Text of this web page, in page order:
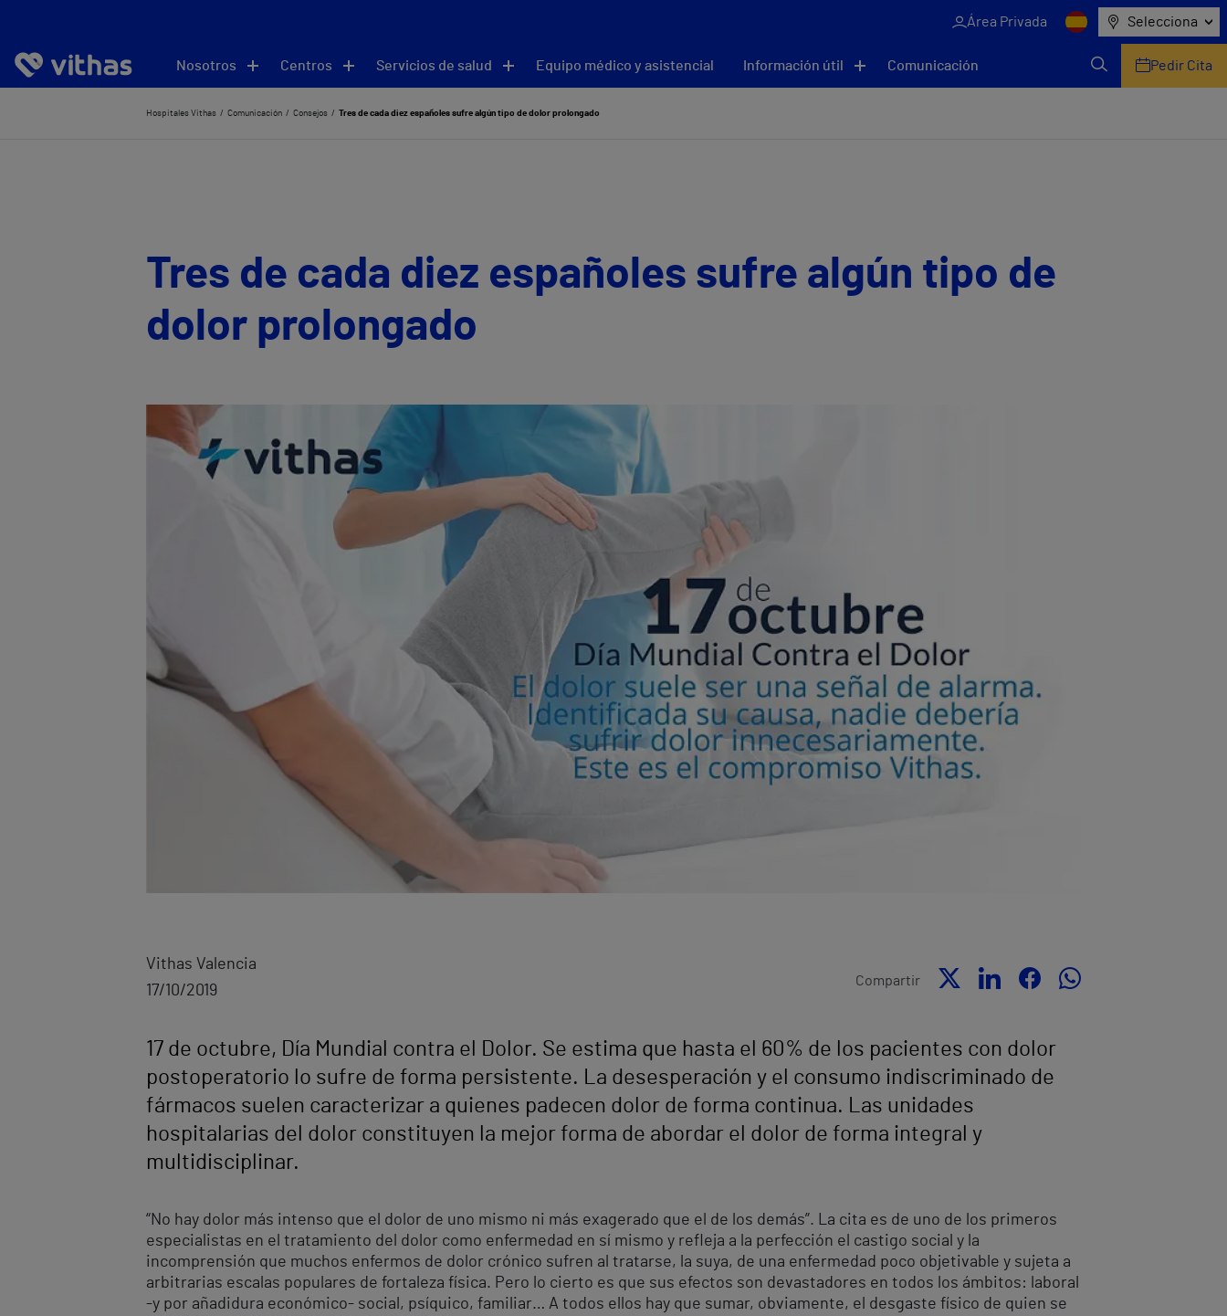
Área Privada Selecciona
Nosotros Centros Servicios de salud Equipo médico y asistencial Información útil Comunicación Pedir Cita
Hospitales Vithas Comunicación Consejos Tres de cada diez españoles sufre algún tipo de dolor prolongado
Tres de cada diez españoles sufre algún tipo de
dolor prolongado
Vithas Valencia
17/10/2019
Compartir
17 de octubre, Día Mundial contra el Dolor. Se estima que hasta el 60% de los pacientes con dolor
postoperatorio lo sufre de forma persistente. La desesperación y el consumo indiscriminado de
fármacos suelen caracterizar a quienes padecen dolor de forma continua. Las unidades
hospitalarias del dolor constituyen la mejor forma de abordar el dolor de forma integral y
multidisciplinar.
“No hay dolor más intenso que el dolor de uno mismo ni más exagerado que el de los demás”. La cita es de uno de los primeros
especialistas en el tratamiento del dolor como enfermedad en sí mismo y refleja a la perfección el castigo social y la
incomprensión que muchos enfermos de dolor crónico sufren al tratarse, la suya, de una enfermedad poco objetivable y sujeta a
arbitrarias escalas populares de fortaleza física. Pero lo cierto es que sus efectos son devastadores en todos los ámbitos: laboral
-y por añadidura económico- social, psíquico, familiar… A todos ellos hay que sumar, obviamente, el desgaste físico de quien se